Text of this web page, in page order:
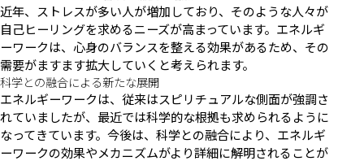
近年、ストレスが多い人が増加しており、そのような人々が
自己ヒーリングを求めるニーズが高まっています。エネルギ
ーワークは、心身のバランスを整える効果があるため、その
需要がますます拡大していくと考えられます。
科学との融合による新たな展開
エネルギーワークは、従来はスピリチュアルな側面が強調さ
れていましたが、最近では科学的な根拠も求められるように
なってきています。今後は、科学との融合により、エネルギ
ーワークの効果やメカニズムがより詳細に解明されることが